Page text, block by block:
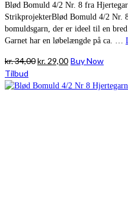
Blød Bomuld 4/2 Nr. 8 fra
StrikprojekterBlød Bomuld 4/2 Nr.
bomuldsgarn, der er ideel til en
Garnet har en løbelængde på ca. …
kr.34,00Den
pris
kr. 29,00Den
pris
Buy Now
Tilbud